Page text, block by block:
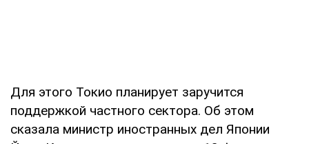
Для этого Токио планирует заручится
поддержкой частного сектора. Об этом
сказала министр иностранных дел Японии